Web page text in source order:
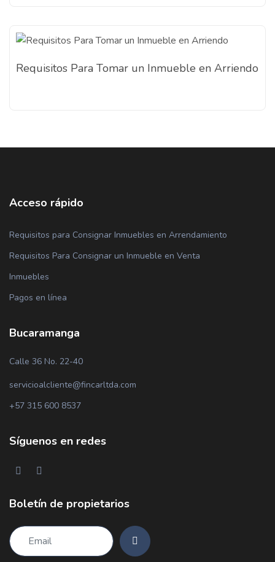
Requisitos Para Tomar un Inmueble en Arriendo
Acceso rápido
Requisitos para Consignar Inmuebles en Arrendamiento
Requisitos Para Consignar un Inmueble en Venta
Inmuebles
Pagos en línea
Bucaramanga
Calle 36 No. 22-40
servicioalcliente@fincarltda.com
+57 315 600 8537
Síguenos en redes
Boletín de propietarios